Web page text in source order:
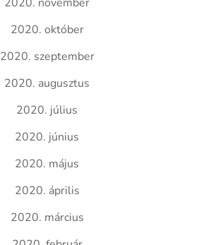
2020. október
2020. szeptember
2020. augusztus
2020. július
2020. június
2020. május
2020. április
2020. március